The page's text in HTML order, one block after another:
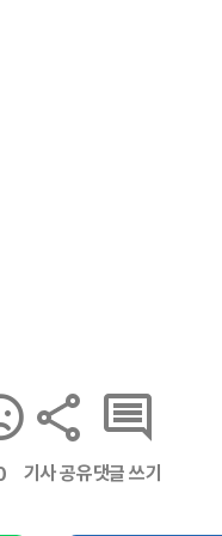
기사 공유댓글 쓰기